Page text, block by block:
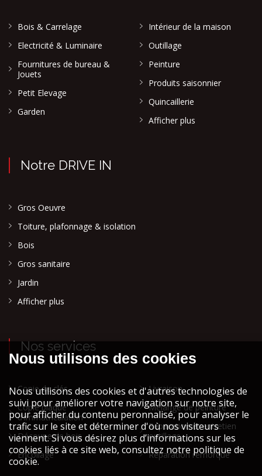
Bois & Carrelage
Electricité & Luminaire
Fournitures de bureau &
Jouets
Petit Elevage
Garden
Intérieur de la maison
Outillage
Peinture
Produits saisonnier
Quincaillerie
Afficher plus
Notre DRIVE IN
Gros Oeuvre
Toiture, plafonnage & isolation
Bois
Gros sanitaire
Jardin
Afficher plus
Nos services
Copie de clés
Copie plaque
d'immatriculation
Découpe de bois
Encollage
Livraison
Mélange de peinture
Réparation et entretien
outillage
Réparation remorque